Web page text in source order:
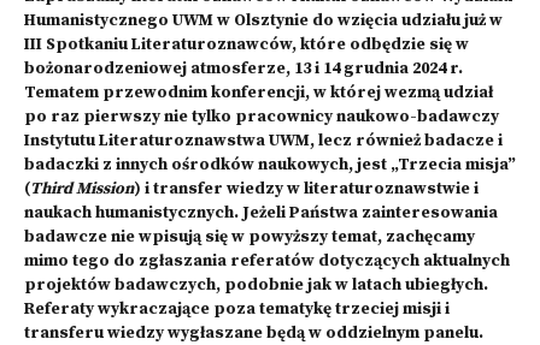
Humanistycznego UWM w Olsztynie do wzięcia udziału już w
III Spotkaniu Literaturoznawców, które odbędzie się w
bożonarodzeniowej atmosferze, 13 i 14 grudnia 2024 r.
Tematem przewodnim konferencji, w której wezmą udział
po raz pierwszy nie tylko pracownicy naukowo-badawczy
Instytutu Literaturoznawstwa UWM, lecz również badacze i
badaczki z innych ośrodków naukowych, jest „Trzecia misja”
(Third Mission) i transfer wiedzy w literaturoznawstwie i
naukach humanistycznych. Jeżeli Państwa zainteresowania
badawcze nie wpisują się w powyższy temat, zachęcamy
mimo tego do zgłaszania referatów dotyczących aktualnych
projektów badawczych, podobnie jak w latach ubiegłych.
Referaty wykraczające poza tematykę trzeciej misji i
transferu wiedzy wygłaszane będą w oddzielnym panelu.